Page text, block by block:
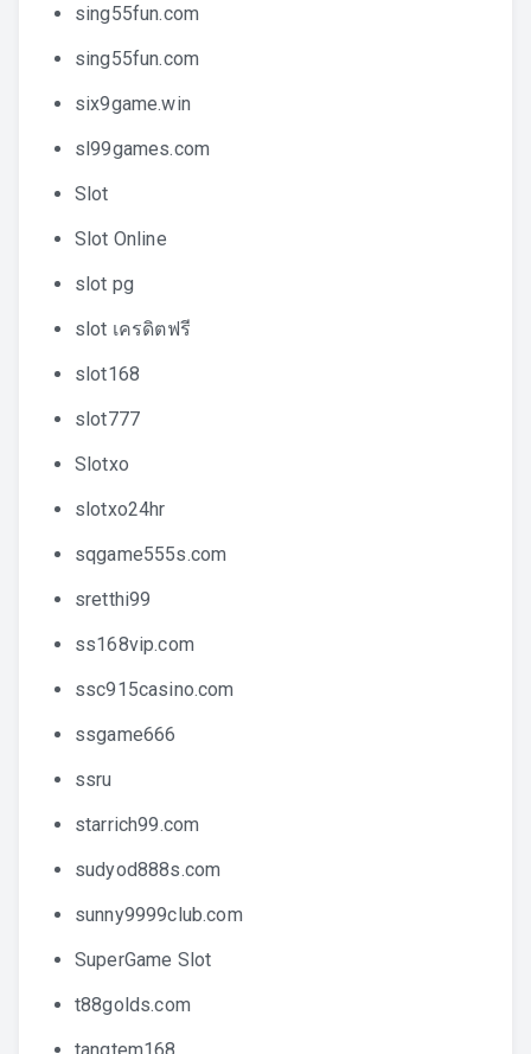
sing55fun.com
sing55fun.com
six9game.win
sl99games.com
Slot
Slot Online
slot pg
slot เครดิตฟรี
slot168
slot777
Slotxo
slotxo24hr
sqgame555s.com
sretthi99
ss168vip.com
ssc915casino.com
ssgame666
ssru
starrich99.com
sudyod888s.com
sunny9999club.com
SuperGame Slot
t88golds.com